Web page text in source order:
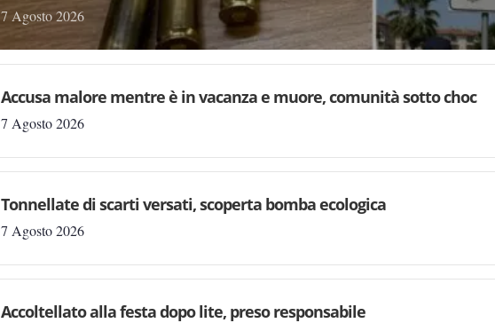
7 Agosto 2026
Accusa malore mentre è in vacanza e muore, comunità sotto choc
7 Agosto 2026
Tonnellate di scarti versati, scoperta bomba ecologica
7 Agosto 2026
Accoltellato alla festa dopo lite, preso responsabile